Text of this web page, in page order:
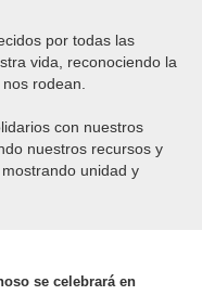
por todas las
vida, reconociendo la
rodean.
con nuestros
nuestros recursos y
unidad y
se celebrará en